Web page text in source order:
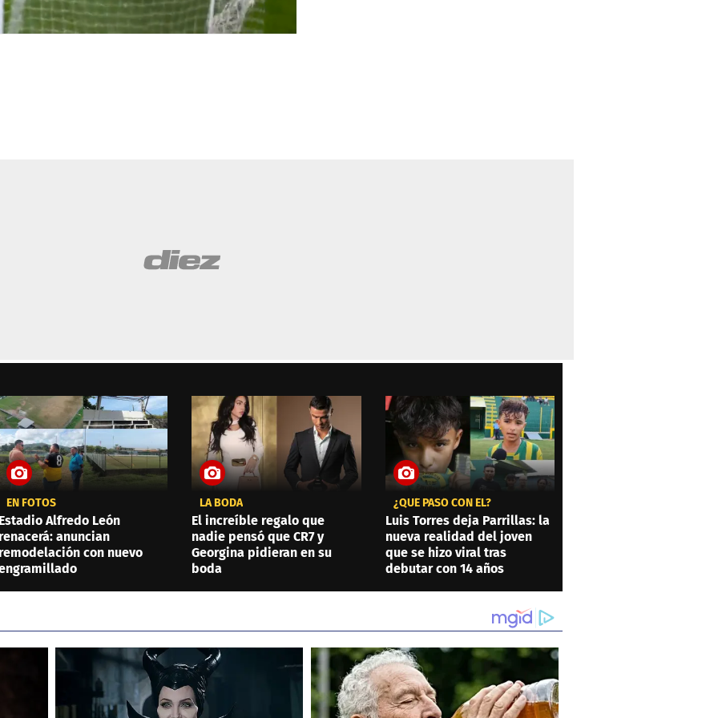
EN FOTOS
Estadio Alfredo León
renacerá: anuncian
remodelación con nuevo
LA BODA
El increíble regalo que
nadie pensó que CR7 y
Georgina pidieran en su
boda
¿QUÉ PASÓ CON ÉL?
Luis Torres deja Parrillas: la
nueva realidad del joven
que se hizo viral tras
debutar con 14 años